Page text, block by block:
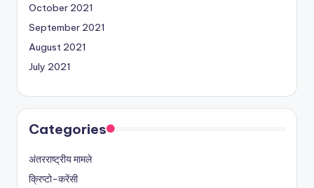
October 2021
September 2021
August 2021
July 2021
Categories
अंतरराष्ट्रीय मामले
क्रिप्टो-करेंसी